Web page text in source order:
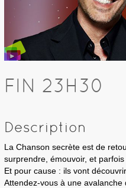
FIN 23H30
Description
La Chanson secrète est de
surprendre, émouvoir, et parfois
Et pour cause : ils vont
Attendez-vous à une avalanche